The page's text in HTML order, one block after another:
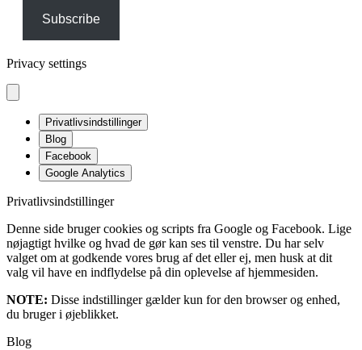
Subscribe
Privacy settings
Privatlivsindstillinger
Blog
Facebook
Google Analytics
Privatlivsindstillinger
Denne side bruger cookies og scripts fra Google og Facebook. Lige
nøjagtigt hvilke og hvad de gør kan ses til venstre. Du har selv
valget om at godkende vores brug af det eller ej, men husk at dit
valg vil have en indflydelse på din oplevelse af hjemmesiden.
NOTE: Disse indstillinger gælder kun for den browser og enhed,
du bruger i øjeblikket.
Blog